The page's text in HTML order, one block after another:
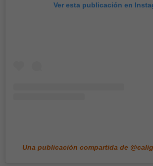
Ver esta publicación en
Una publicación compartida de